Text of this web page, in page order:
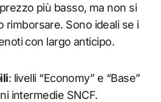
più basso, ma non si
rimborsare. Sono ideali se i
con largo anticipo.
: livelli “Economy” e “Base”
intermedie SNCF.